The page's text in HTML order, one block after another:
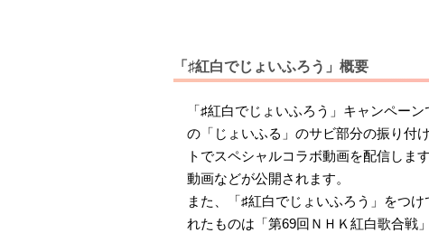
「♯紅白でじょいふろう」概要
「♯紅白でじょいふろう」キャンペー
の「じょいふる」のサビ部分の振り付
トでスペシャルコラボ動画を配信しま
動画などが公開されます。
また、「♯紅白でじょいふろう」をつ
れたものは「第69回ＮＨＫ紅白歌合戦